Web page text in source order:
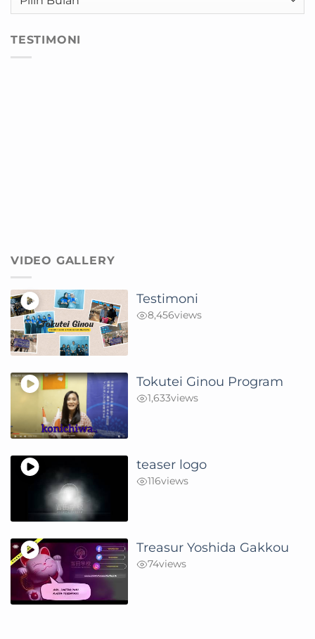
TESTIMONI
VIDEO GALLERY
Testimoni
8,456views
Tokutei Ginou Program
1,633views
teaser logo
116views
Treasur Yoshida Gakkou
74views